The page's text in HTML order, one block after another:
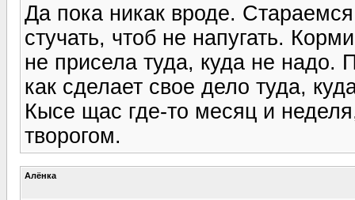
Да пока никак вроде.
стучать, чтоб не напугать.
не присела туда, куда не надо.
как сделает свое дело туда,
Кысе щас где-то месяц и
творогом.
Алёнка